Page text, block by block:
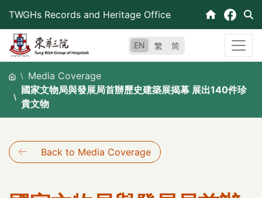
content
TWGHs Records and Heritage Office
EN 繁 简
Media Coverage
國家文物局與發展局首辦歷史建築展揭幕 展出140件珍
貴文物
Back to Media Coverage